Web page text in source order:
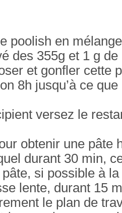
poolish en
des 355g et 1 g
et gonfler cette
8h jusqu’à ce
versez le
obtenir une pâte
durant 30 min,
si possible à
lente, durant 15
le plan de